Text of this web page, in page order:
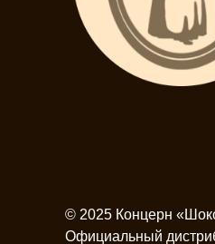
© 2025 Концерн
Официальный